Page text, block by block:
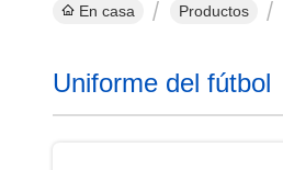
En casa Productos
Uniforme del fútbol